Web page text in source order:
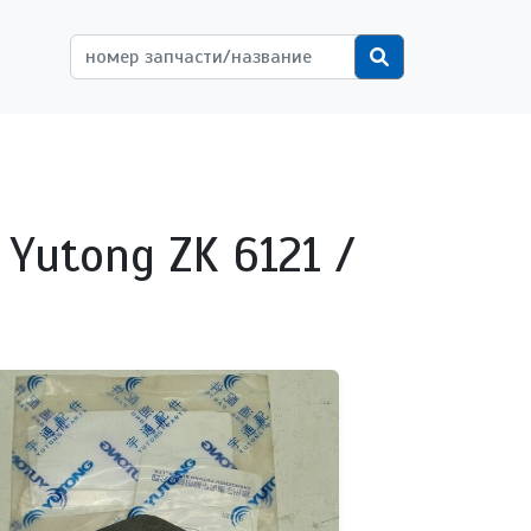
записи пользователя
Поиск
ZK 6121 /